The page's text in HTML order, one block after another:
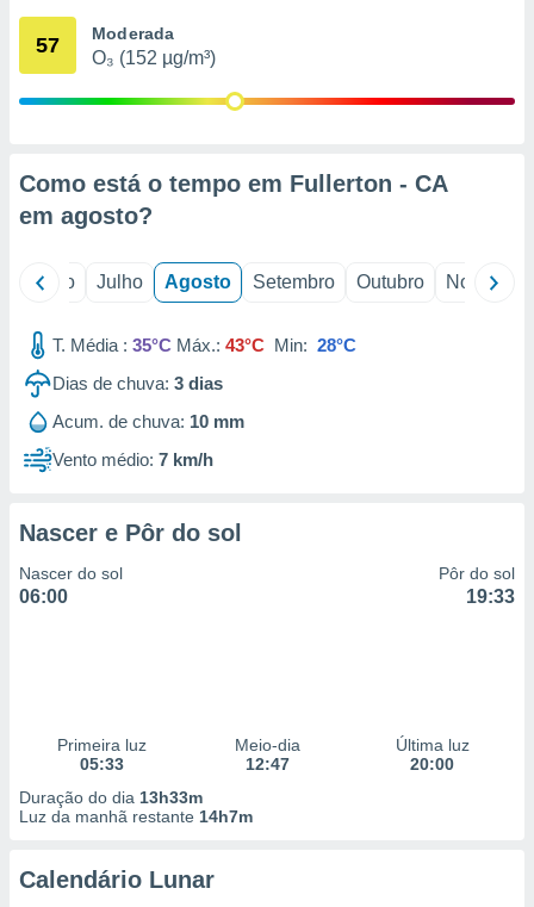
através
1199
57 Moderada
O₃ (152 µg/m³)
Como está o tempo em Fullerton - CA
em agosto?
Junho Julho Agosto Setembro Outubro Novembro
T. Média : 35°C Máx.: 43°C Min: 28°C
Dias de chuva: 3 dias
Acum. de chuva: 10 mm
Vento médio: 7 km/h
Nascer e Pôr do sol
Nascer do sol
06:00
Pôr do sol
19:33
Primeira luz
05:33
Meio-dia
12:47
Última luz
20:00
Duração do dia 13h33m
Luz da manhã restante 14h7m
Calendário Lunar